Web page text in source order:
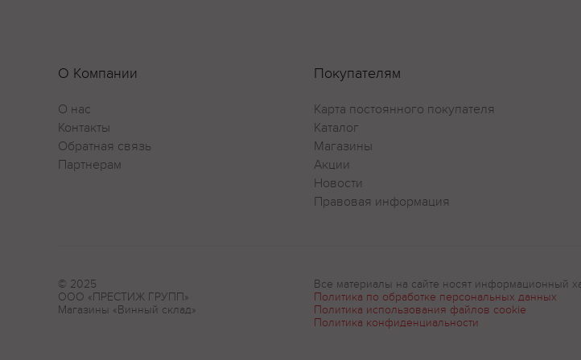
Оставить отзыв
О Компании
О нас
Контакты
Обратная связь
Партнерам
Покупателям
Карта постоянного покупателя
Каталог
Магазины
Акции
Новости
Правовая информация
© 2025
ООО «ПРЕСТИЖ ГРУПП»
Магазины «Винный склад»
Все материалы на сайте носят информационный
Политика по обработке персональных данных
Политика использования файлов cookie
Политика конфиденциальности